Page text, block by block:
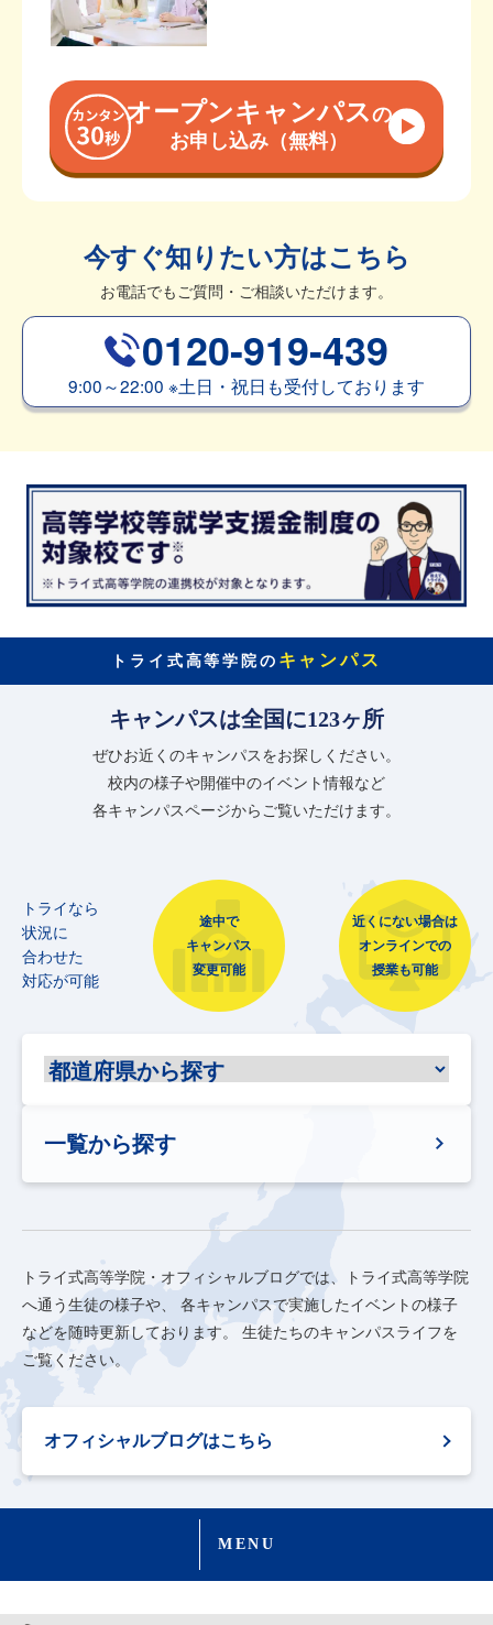
オープンキャンパスの
お申し込み（無料）
今すぐ知りたい方はこちら
お電話でもご質問・ご相談いただけます。
0120-919-439
9:00～22:00 ※土日・祝日も受付しております
トライ式高等学院の キャンパス
キャンパスは全国に123ヶ所
ぜひお近くのキャンパスをお探しください。
校内の様子や開催中のイベント情報など
各キャンパスページからご覧いただけます。
トライなら
状況に
合わせた
対応が可能
途中で
キャンパス
変更可能
近くにない場合は
オンラインでの
授業も可能
一覧から探す
トライ式高等学院・オフィシャルブログでは、トライ式高等学院
へ通う生徒の様子や、
各キャンパスで実施したイベントの様子
などを随時更新しております。
生徒たちのキャンパスライフを
ご覧ください。
オフィシャルブログはこちら
MENU